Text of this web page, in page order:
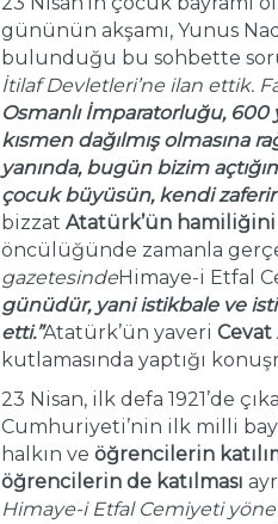
gününün akşamı, Yunus
bulunduğu bu sohbette
İtilaf Devletleri’ne ilan ettik.
Osmanlı İmparatorluğu,
kısmen dağılmış olmasına
yanında, bugün bizim
çocuk büyüsün, kendi
bizzat Atatürk’ün hamiliğini
öncülüğünde zamanla
gazetesindeHimaye-i Etfal
günüdür, yani istikbale ve
etti.”Atatürk’ün yaveri Cevat
kutlamasında yaptığı
23 Nisan, ilk defa 1921’de
Cumhuriyeti’nin ilk milli
halkın ve öğrencilerin
öğrencilerin de katılması
Himaye-i Etfal Cemiyeti